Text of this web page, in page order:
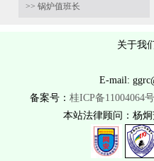
>> 锅炉值班长
关于我
E-mail:
备案号： 桂ICP备11004064
本站法律顾问：杨